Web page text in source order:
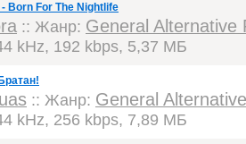
Born For The Nightlife
:: Жанр: General Alternative
kHz, 192 kbps, 5,37 МБ
:: Жанр: General
kHz, 256 kbps, 7,89 МБ